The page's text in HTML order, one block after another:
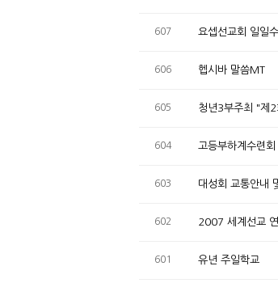
607 요셉선교회 일일
606 헵시바 말씀MT
605 청년3부주최 "제
604 고등부하계수련회
603 대성회 교통안내
602 2007 세계선교 연
601 유년 주일학교